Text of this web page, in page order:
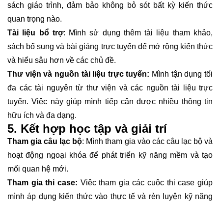
sách giáo trình, đảm bảo không bỏ sót bất kỳ kiến thức
quan trọng nào.
Tài liệu bổ trợ: Mình sử dụng thêm tài liệu tham khảo,
sách bổ sung và bài giảng trực tuyến để mở rộng kiến thức
và hiểu sâu hơn về các chủ đề.
Thư viện và nguồn tài liệu trực tuyến: Mình tận dụng tối
đa các tài nguyên từ thư viện và các nguồn tài liệu trực
tuyến. Việc này giúp mình tiếp cận được nhiều thông tin
hữu ích và đa dạng.
5. Kết hợp học tập và giải trí
Tham gia câu lạc bộ: Mình tham gia vào các câu lạc bộ và
hoạt động ngoại khóa để phát triển kỹ năng mềm và tạo
mối quan hệ mới.
Tham gia thi case: Việc tham gia các cuộc thi case giúp
mình áp dụng kiến thức vào thực tế và rèn luyện kỹ năng